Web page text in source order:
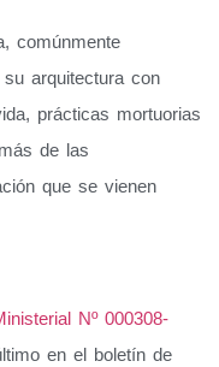
comúnmente
arquitectura con
prácticas mortuorias
de las
que se vienen
Nº 000308-
en el boletín de